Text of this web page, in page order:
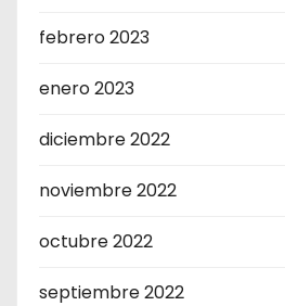
febrero 2023
enero 2023
diciembre 2022
noviembre 2022
octubre 2022
septiembre 2022